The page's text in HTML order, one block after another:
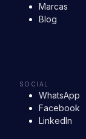
Marcas
Blog
SOCIAL
WhatsApp
Facebook
LinkedIn